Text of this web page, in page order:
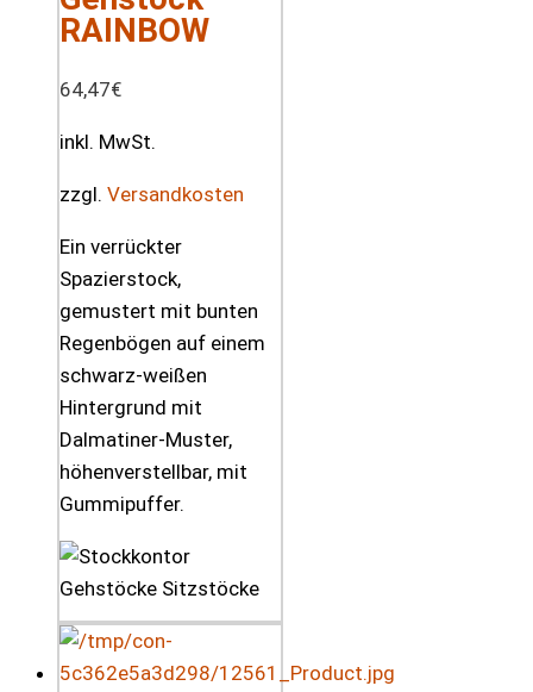
RAINBOW
64,47€
inkl. MwSt.
zzgl. Versandkosten
Ein verrückter
Spazierstock,
gemustert mit bunten
Regenbögen auf einem
schwarz-weißen
Hintergrund mit
Dalmatiner-Muster,
höhenverstellbar, mit
Gummipuffer.